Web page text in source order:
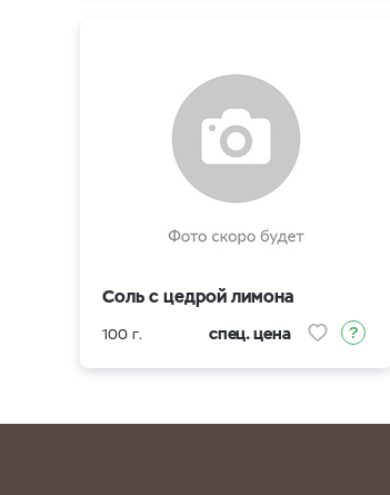
Соль с цедрой лимона
100 г. спец. цена